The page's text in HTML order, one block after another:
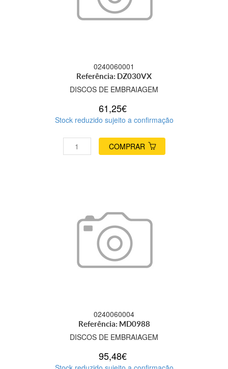
0240060001
Referência: DZ030VX
DISCOS DE EMBRAIAGEM
61,25€
Stock reduzido sujeito a confirmação
COMPRAR
0240060004
Referência: MD0988
DISCOS DE EMBRAIAGEM
95,48€